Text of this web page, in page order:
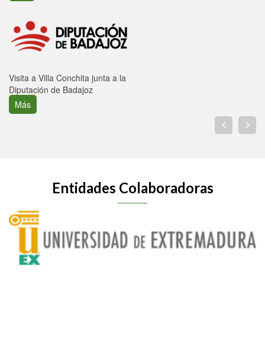
Visita a Villa Conchita junta a la
Diputación de Badajoz
Más
Entidades Colaboradoras